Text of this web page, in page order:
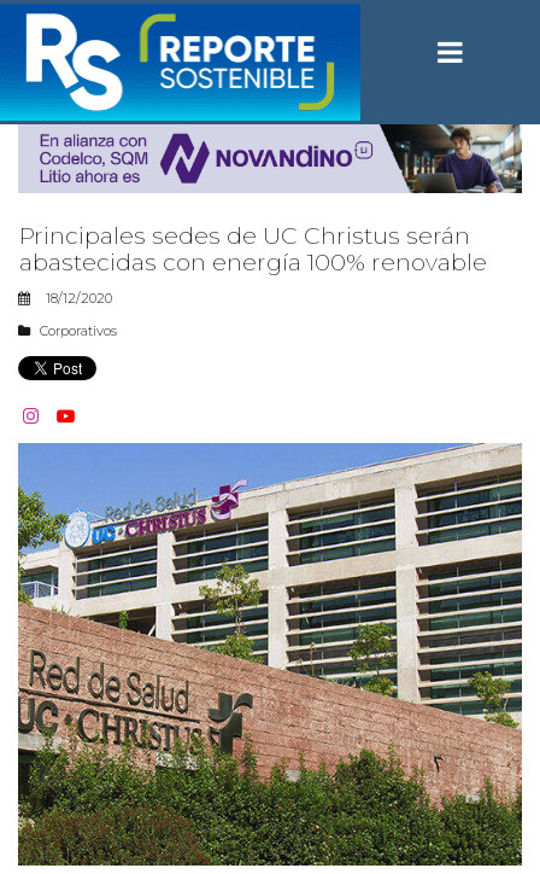
Principales sedes de UC Christus serán
abastecidas con energía 100% renovable
18/12/2020
Corporativos
 